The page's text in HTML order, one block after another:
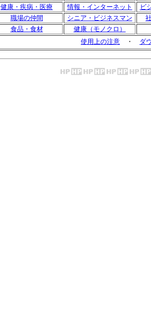
健康・疾病・医療
情報・インターネット
ビ
職場の仲間
シニア・ビジネスマン
食品・食材
健康（モノクロ）
使用上の注意 ・ ダ